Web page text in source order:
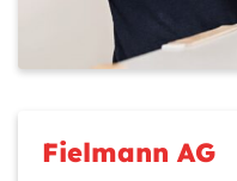
Fielmann AG